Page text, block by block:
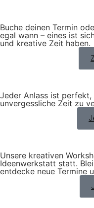
Buche deinen Termin
egal wann – eines ist
und kreative Zeit haben.
Jeder Anlass ist perfekt,
unvergessliche Zeit zu
Unsere kreativen
Ideenwerkstatt statt.
entdecke neue Termine